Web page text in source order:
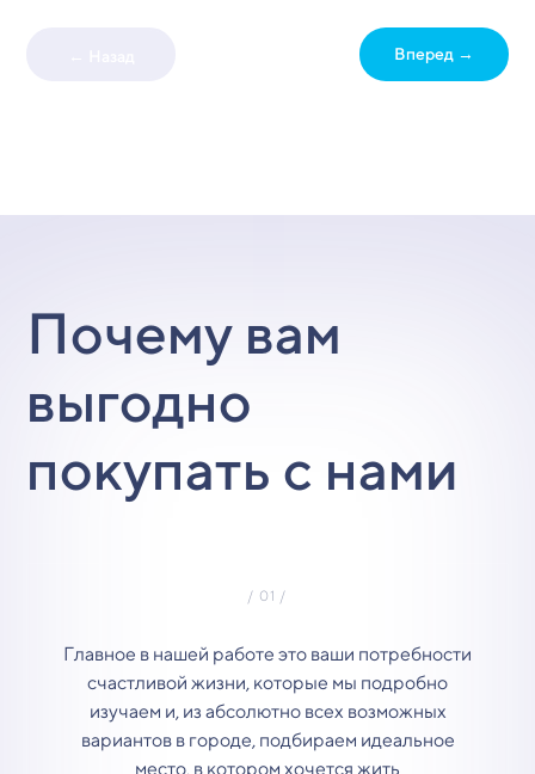
Вперед →
Почему вам
выгодно
покупать с нами
Главное в нашей работе это ваши потребности
счастливой жизни, которые мы подробно
изучаем и, из абсолютно всех возможных
вариантов в городе, подбираем идеальное
место, в котором хочется жить